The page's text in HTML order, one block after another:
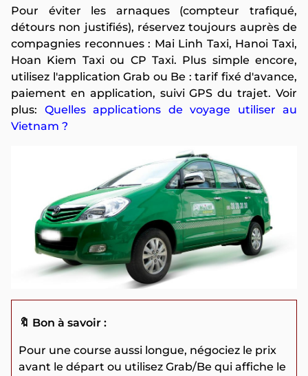
Pour éviter les arnaques (compteur trafiqué,
détours non justifiés), réservez toujours auprès de
compagnies reconnues : Mai Linh Taxi, Hanoi Taxi,
Hoan Kiem Taxi ou CP Taxi. Plus simple encore,
utilisez l'application Grab ou Be : tarif fixé d'avance,
paiement en application, suivi GPS du trajet. Voir
plus: Quelles applications de voyage utiliser au
Vietnam ?
🔖 Bon à savoir :
Pour une course aussi longue, négociez le prix
avant le départ ou utilisez Grab/Be qui affiche le